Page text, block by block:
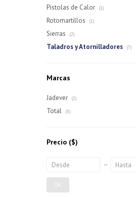
Pistolas de Calor (1)
Rotomartillos (1)
Sierras (2)
Taladros y Atornilladores (7)
Marcas
Jadever (2)
Total (5)
Precio ($)
OK